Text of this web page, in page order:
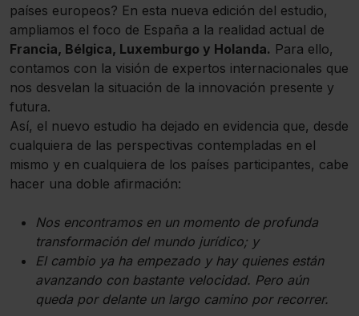
países europeos? En esta nueva edición del estudio,
ampliamos el foco de España a la realidad actual de
Francia, Bélgica, Luxemburgo y Holanda. Para ello,
contamos con la visión de expertos internacionales que
nos desvelan la situación de la innovación presente y
futura.
Así, el nuevo estudio ha dejado en evidencia que, desde
cualquiera de las perspectivas contempladas en el
mismo y en cualquiera de los países participantes, cabe
hacer una doble afirmación:
Nos encontramos en un momento de profunda
transformación del mundo jurídico; y
El cambio ya ha empezado y hay quienes están
avanzando con bastante velocidad. Pero aún
queda por delante un largo camino por recorrer.